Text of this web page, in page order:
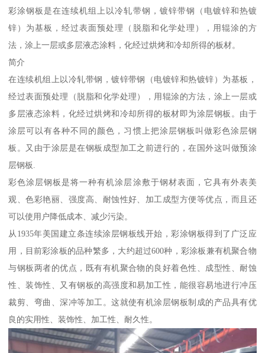
彩涂钢板是在连续机组上以冷轧带钢，镀锌带钢（电镀锌和热镀
锌）为基板，经过表面预处理（脱脂和化学处理），用辊涂的方
法，涂上一层或多层液态涂料，化经过烘烤和冷却所得的板材。
简介
在连续机组上以冷轧带钢，镀锌带钢（电镀锌和热镀锌）为基板，
经过表面预处理（脱脂和化学处理），用辊涂的方法，涂上一层或
多层液态涂料，化经过烘烤和冷却所得的板材即为涂层钢板。由于
涂层可以有各种不同的颜色，习惯上把涂层钢板叫做彩色涂层钢
板。又由于涂层是在钢板成型加工之前进行的，在国外这叫做预涂
层钢板.
彩色涂层钢板是将一种有机涂层涂敷于钢材表面，它具有外表美
观、色彩艳丽、强度高、耐蚀性好、加工成型方便等优点，而且还
可以使用户降低成本、减少污染。
从1935年美国建立条连续涂层钢板线开始，彩涂钢板得到了广泛应
用，目前彩涂板的品种繁多，大约超过600种，彩涂板兼有机聚合物
与钢板两者的优点，既有有机聚合物的良好着色性、成型性、耐蚀
性、装饰性、又有钢板的高强度和易加工性，能很容易地进行冲压
裁剪、弯曲、深冲等加工。这就使有机涂层钢板制成的产品具有优
良的实用性、装饰性、加工性、耐久性。